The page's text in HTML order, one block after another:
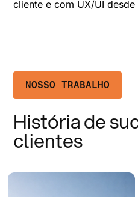
cliente e com UX/UI
NOSSO TRABALHO
História de
clientes